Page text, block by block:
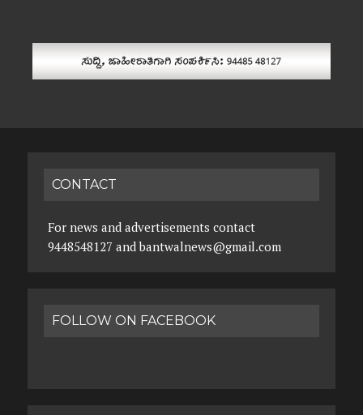
CONTACT
For news and advertisements contact
9448548127 and bantwalnews@gmail.com
FOLLOW ON FACEBOOK